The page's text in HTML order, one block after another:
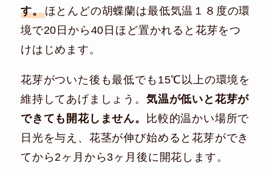
す。ほとんどの胡蝶蘭は最低気温１８度の環
境で20日から40日ほど置かれると花芽をつ
けはじめます。
花芽がついた後も最低でも15℃以上の環境を
維持してあげましょう。 気温が低いと花芽が
できても開花しません。
比較的温かい場所で
日光を与え、花茎が伸び始めると花芽ができ
てから2ヶ月から3ヶ月後に開花します。